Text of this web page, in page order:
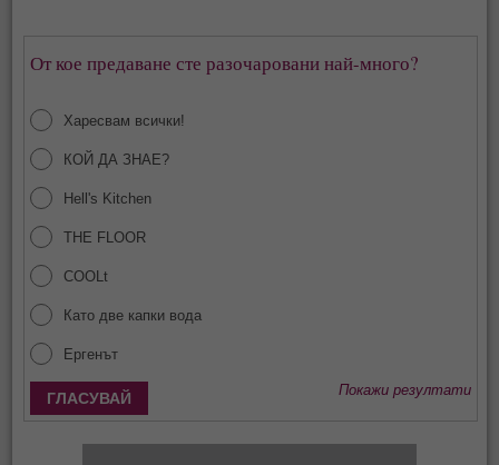
От кое предаване сте разочаровани най-много?
Харесвам всички!
КОЙ ДА ЗНАЕ?
Hell's Kitchen
THE FLOOR
COOLt
Като две капки вода
Ергенът
Покажи резултати